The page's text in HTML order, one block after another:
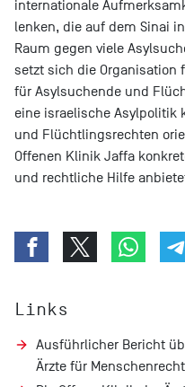
internationale
lenken, die auf dem Sinai
Raum gegen viele
setzt sich die Organisation
für Asylsuchende und
eine israelische Asylpolitik
und Flüchtlingsrechten
Offenen Klinik Jaffa
und rechtliche Hilfe
Links
Ausführlicher Bericht
Ärzte für